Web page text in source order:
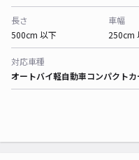
長さ
500cm 以下
車幅
250cm
対応車種
オートバイ軽自動車コンパクトカ